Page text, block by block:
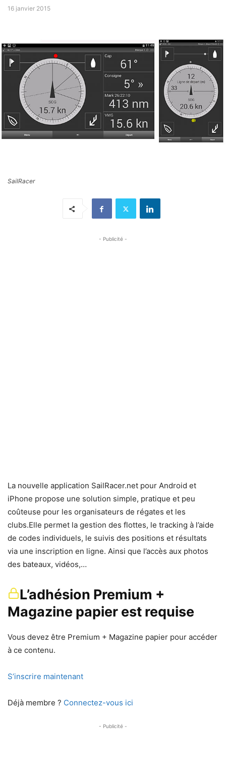
16 janvier 2015
SailRacer
- Publicité -
La nouvelle application SailRacer.net pour Android et
iPhone propose une solution simple, pratique et peu
coûteuse pour les organisateurs de régates et les
clubs.Elle permet la gestion des flottes, le tracking à l’aide
de codes individuels, le suivis des positions et résultats
via une inscription en ligne. Ainsi que l’accès aux photos
des bateaux, vidéos,…
L’adhésion Premium +
Magazine papier est requise
Vous devez être Premium + Magazine papier pour accéder
à ce contenu.
S’inscrire maintenant
Déjà membre ? Connectez-vous ici
- Publicité -